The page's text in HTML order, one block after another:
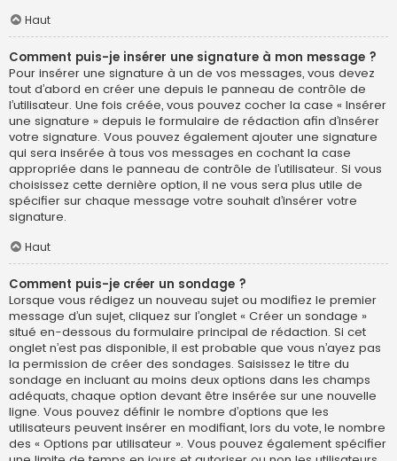
Haut
Comment puis-je insérer une signature à mon message ?
Pour insérer une signature à un de vos messages, vous devez
tout d’abord en créer une depuis le panneau de contrôle de
l’utilisateur. Une fois créée, vous pouvez cocher la case « Insérer
une signature » depuis le formulaire de rédaction afin d’insérer
votre signature. Vous pouvez également ajouter une signature
qui sera insérée à tous vos messages en cochant la case
appropriée dans le panneau de contrôle de l’utilisateur. Si vous
choisissez cette dernière option, il ne vous sera plus utile de
spécifier sur chaque message votre souhait d’insérer votre
signature.
Haut
Comment puis-je créer un sondage ?
Lorsque vous rédigez un nouveau sujet ou modifiez le premier
message d’un sujet, cliquez sur l’onglet « Créer un sondage »
situé en-dessous du formulaire principal de rédaction. Si cet
onglet n’est pas disponible, il est probable que vous n’ayez pas
la permission de créer des sondages. Saisissez le titre du
sondage en incluant au moins deux options dans les champs
adéquats, chaque option devant être insérée sur une nouvelle
ligne. Vous pouvez définir le nombre d’options que les
utilisateurs peuvent insérer en modifiant, lors du vote, le nombre
des « Options par utilisateur ». Vous pouvez également spécifier